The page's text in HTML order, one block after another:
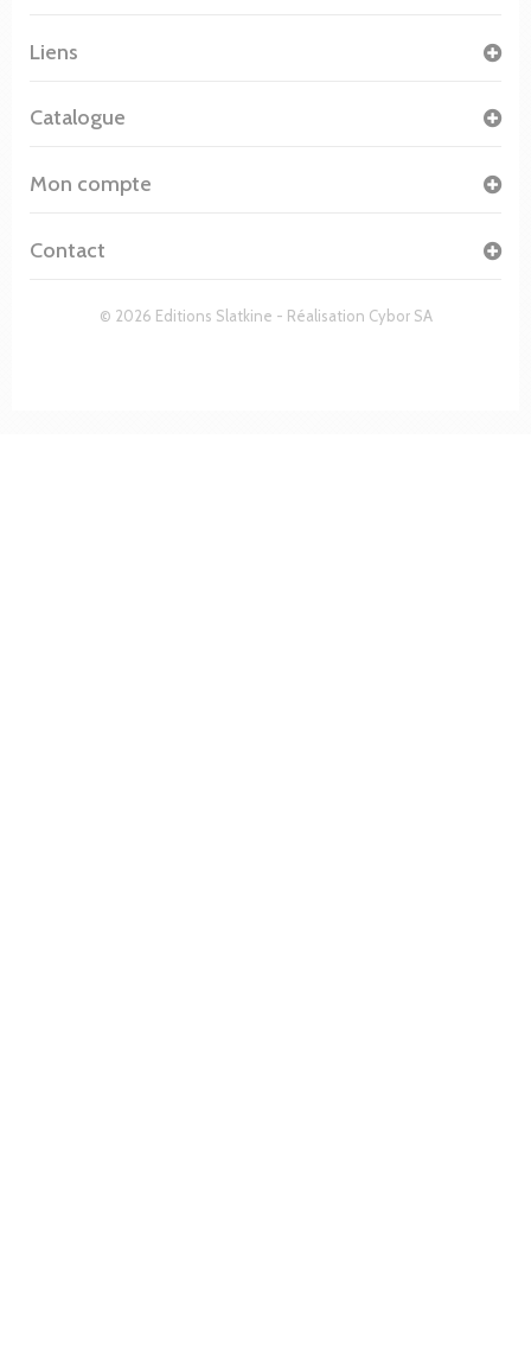
© 2026 Editions Slatkine - Réalisation Cybor SA
Liens
Catalogue
Mon compte
Contact